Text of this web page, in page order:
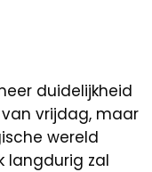
duidelijkheid
vrijdag, maar
wereld
langdurig zal